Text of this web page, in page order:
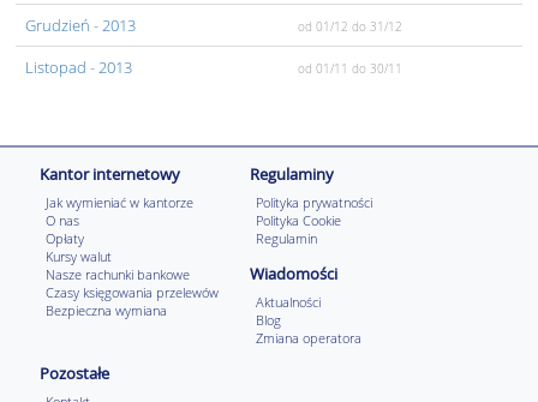
Grudzień - 2013 od 01/12 do 31/12
Listopad - 2013 od 01/11 do 30/11
Kantor internetowy
Jak wymieniać w kantorze
O nas
Opłaty
Kursy walut
Nasze rachunki bankowe
Czasy księgowania przelewów
Bezpieczna wymiana
Regulaminy
Polityka prywatności
Polityka Cookie
Regulamin
Wiadomości
Aktualności
Blog
Zmiana operatora
Pozostałe